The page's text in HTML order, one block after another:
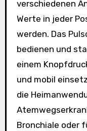
verschiedenen
Werte in jeder
werden. Das
bedienen und
einem
und mobil
die
Bronchiale oder